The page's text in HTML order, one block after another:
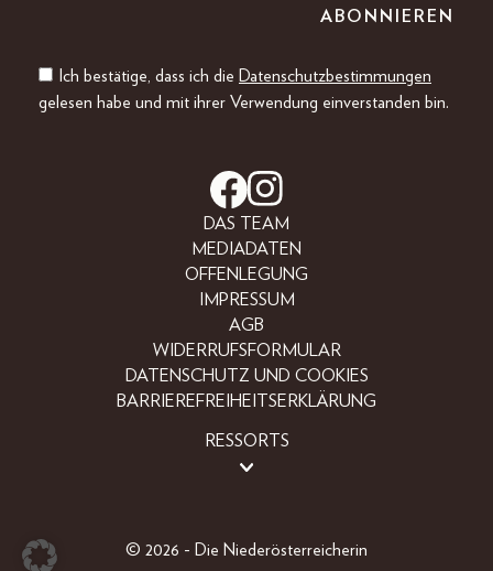
Ich bestätige, dass ich die Datenschutzbestimmungen
gelesen habe und mit ihrer Verwendung einverstanden bin.
DAS TEAM
MEDIADATEN
OFFENLEGUNG
IMPRESSUM
AGB
WIDERRUFSFORMULAR
DATENSCHUTZ UND COOKIES
BARRIEREFREIHEITSERKLÄRUNG
RESSORTS
© 2026 - Die Niederösterreicherin